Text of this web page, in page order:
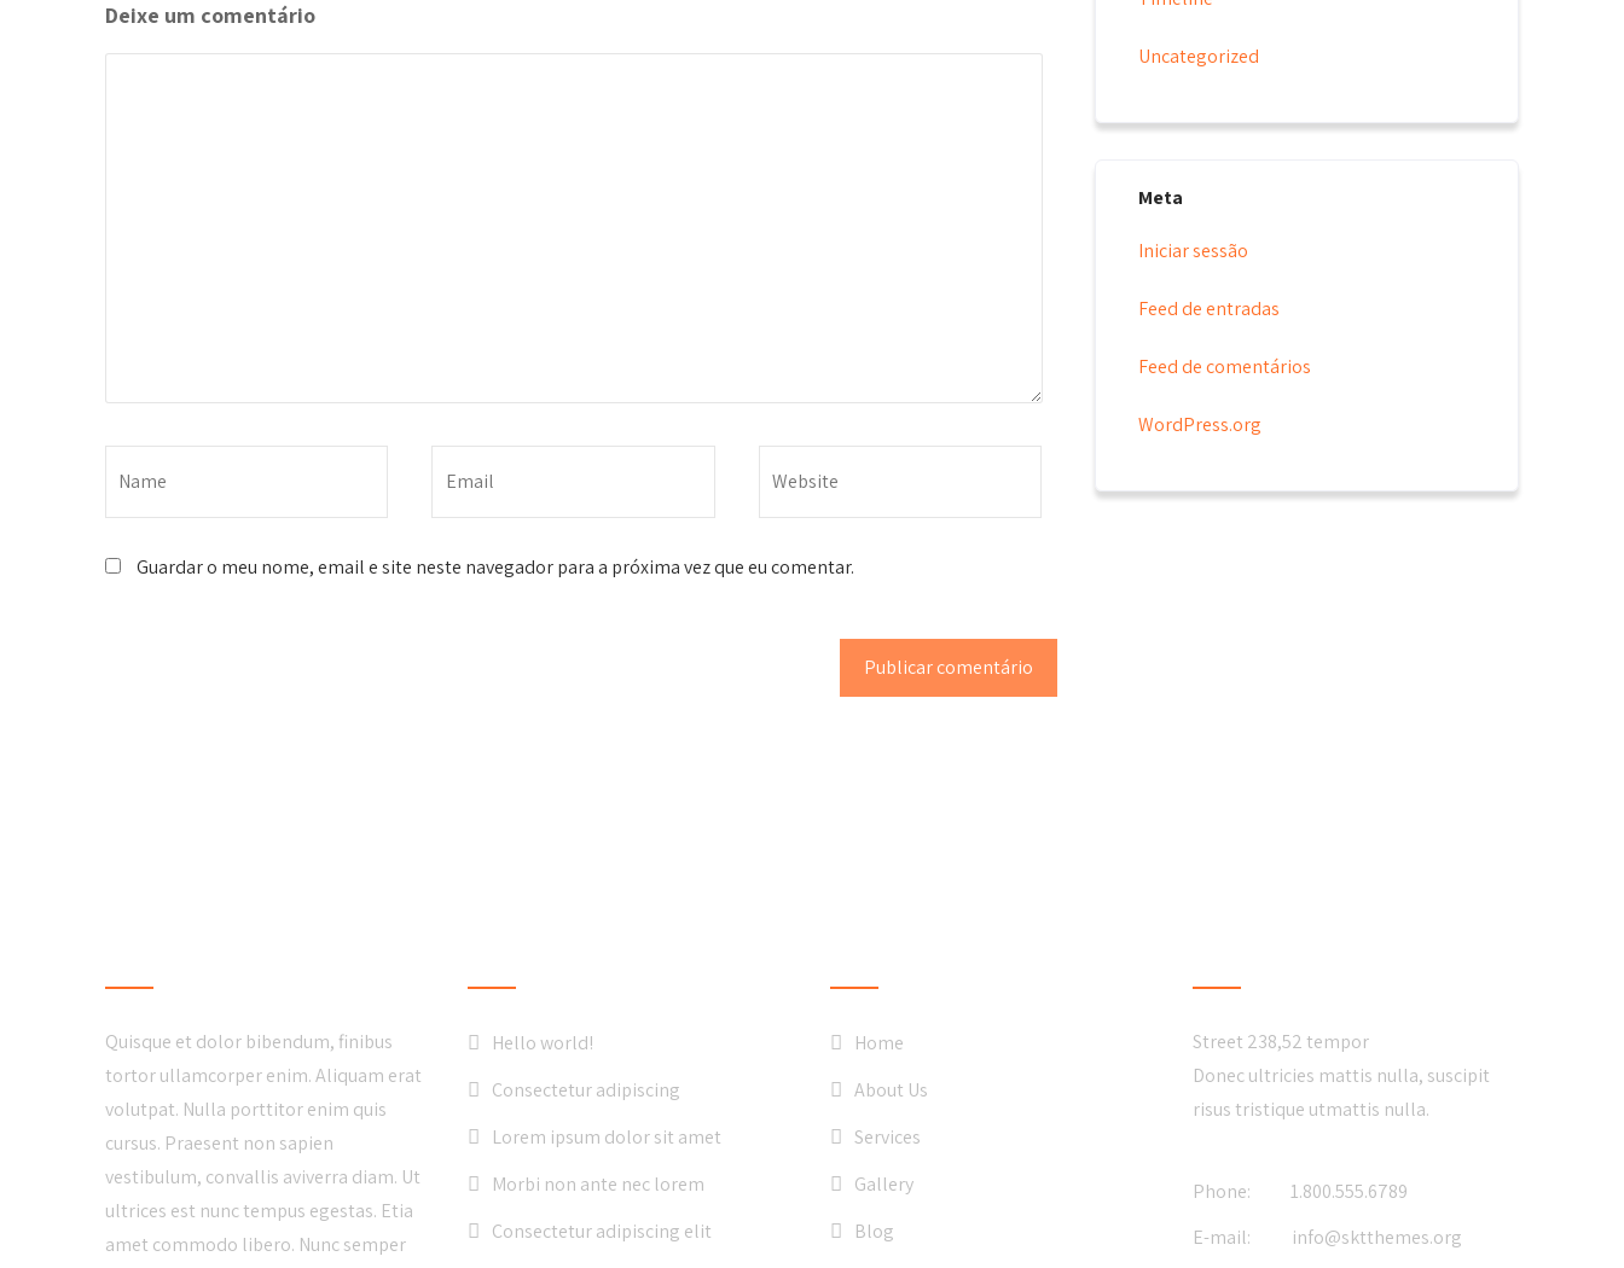
Deixe um comentário
Guardar o meu nome, email e site neste navegador para a próxima vez que eu comentar.
Uncategorized
Meta
Iniciar sessão
Feed de entradas
Feed de comentários
WordPress.org
Quisque et dolor bibendum, finibus
tortor ullamcorper enim. Aliquam erat
volutpat. Nulla porttitor enim quis
cursus. Praesent non sapien
vestibulum, convallis aviverra diam. Ut
ultrices est nunc tempus egestas. Etia
amet commodo libero. Nunc semper
Hello world!
Consectetur adipiscing
Lorem ipsum dolor sit amet
Morbi non ante nec lorem
Consectetur adipiscing elit
Home
About Us
Services
Gallery
Blog
Street 238,52 tempor
Donec ultricies mattis nulla, suscipit
risus tristique utmattis nulla.
Phone:
1.800.555.6789
E-mail:
info@sktthemes.org